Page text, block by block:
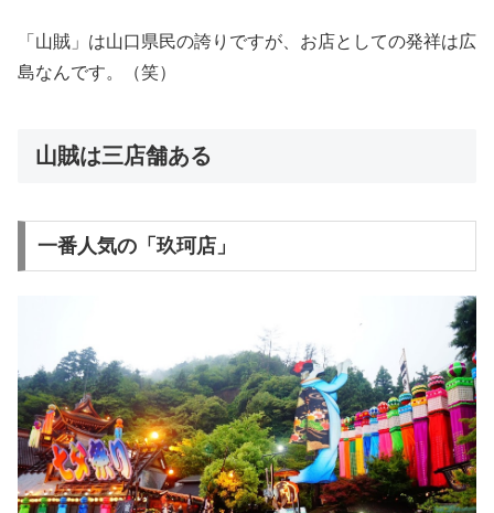
「山賊」は山口県民の誇りですが、お店としての発祥は広
島なんです。（笑）
山賊は三店舗ある
一番人気の「玖珂店」